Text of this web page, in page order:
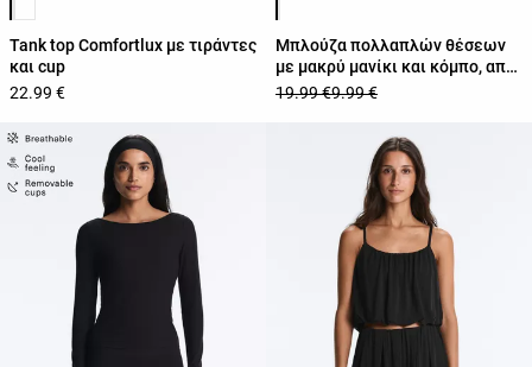
Tank top Comfortlux με τιράντες
και cup
22.99 €
Μπλούζα πολλαπλών θέσεων
με μακρύ μανίκι και κόμπο, από
μείγμα lyocell
19.99 €9.99 €